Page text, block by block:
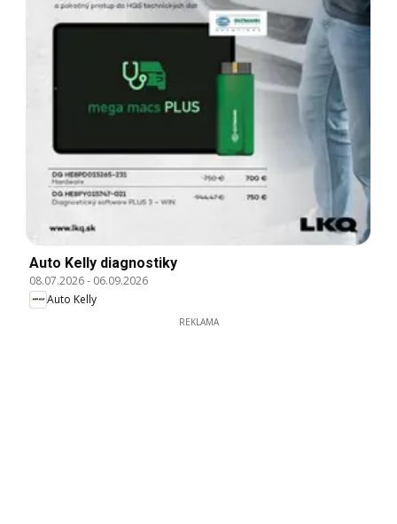
Auto Kelly diagnostiky
08.07.2026- 06.09.2026
Auto Kelly
REKLAMA